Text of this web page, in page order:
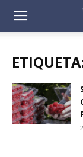
Voz
Empresas